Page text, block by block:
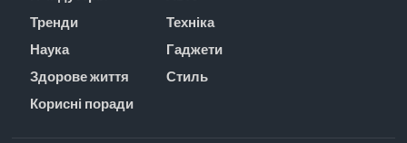
Тренди
Техніка
Наука
Гаджети
Здорове життя
Стиль
Корисні поради